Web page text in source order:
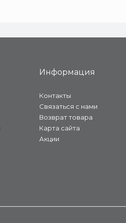
Информация
Контакты
Связаться с нами
Возврат товара
Карта сайта
Акции